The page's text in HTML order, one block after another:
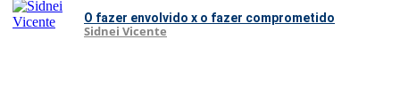
O fazer envolvido x o fazer comprometido
Sidnei Vicente